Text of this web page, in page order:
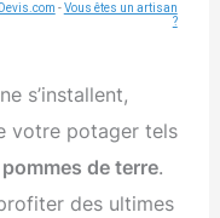
-Vous êtes un artisan
?
s’installent,
votre potager tels
pommes de terre.
des ultimes